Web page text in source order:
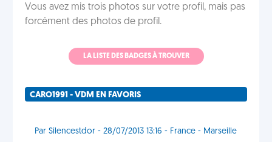
Vous avez mis trois photos sur votre profil, mais pas
forcément des photos de profil.
LA LISTE DES BADGES À TROUVER
CARO1991 - VDM EN FAVORIS
Par Silencestdor - 28/07/2013 13:16 - France - Marseille